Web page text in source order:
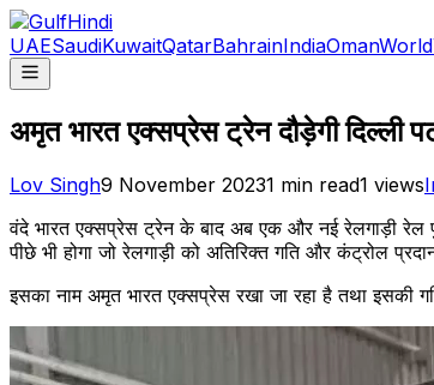
UAESaudiKuwaitQatarBahrainIndiaOmanWorld
अमृत भारत एक्सप्रेस ट्रेन दौड़ेगी दिल्ली
Lov Singh9 November 20231 min read1 views
वंदे भारत एक्सप्रेस ट्रेन के बाद अब एक और नई रेलगाड़ी रेल
पीछे भी होगा जो रेलगाड़ी को अतिरिक्त गति और कंट्रोल
इसका नाम अमृत भारत एक्सप्रेस रखा जा रहा है तथा इसकी